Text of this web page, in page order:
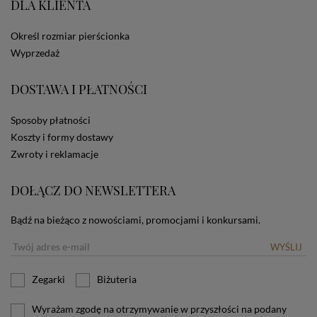
ze Sklepu bez zmiany ustawień w przeglądarce
zamieszczane w urządzeniu końcowym każdego
użytkownika. Jeżeli użytkownik nie wyraża zgody na
informacji o plikach cookies.
DLA KLIENTA
Określ rozmiar pierścionka
Wyprzedaż
DOSTAWA I PŁATNOŚCI
Sposoby płatności
Koszty i formy dostawy
Zwroty i reklamacje
DOŁĄCZ DO NEWSLETTERA
Bądź na bieżąco z nowościami, promocjami i konkursami.
WYŚLIJ
Zegarki Biżuteria
Wyrażam zgodę na otrzymywanie w przyszłości na podany